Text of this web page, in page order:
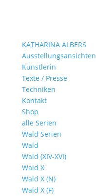
KATHARINA ALBERS
Ausstellungsansichten
Künstlerin
Texte / Presse
Techniken
Kontakt
Shop
alle Serien
Wald Serien
Wald
Wald (XIV-XVI)
Wald X
Wald X (N)
Wald X (F)